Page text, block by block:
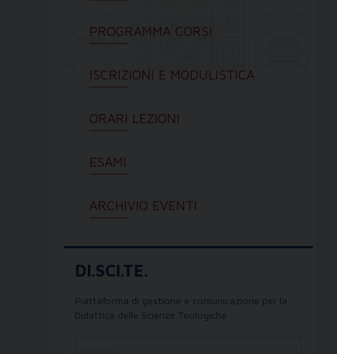
PROGRAMMA CORSI
ISCRIZIONI E MODULISTICA
ORARI LEZIONI
ESAMI
ARCHIVIO EVENTI
DI.SCI.TE.
Piattaforma di gestione e comunicazione per la
Didattica delle Scienze Teologiche